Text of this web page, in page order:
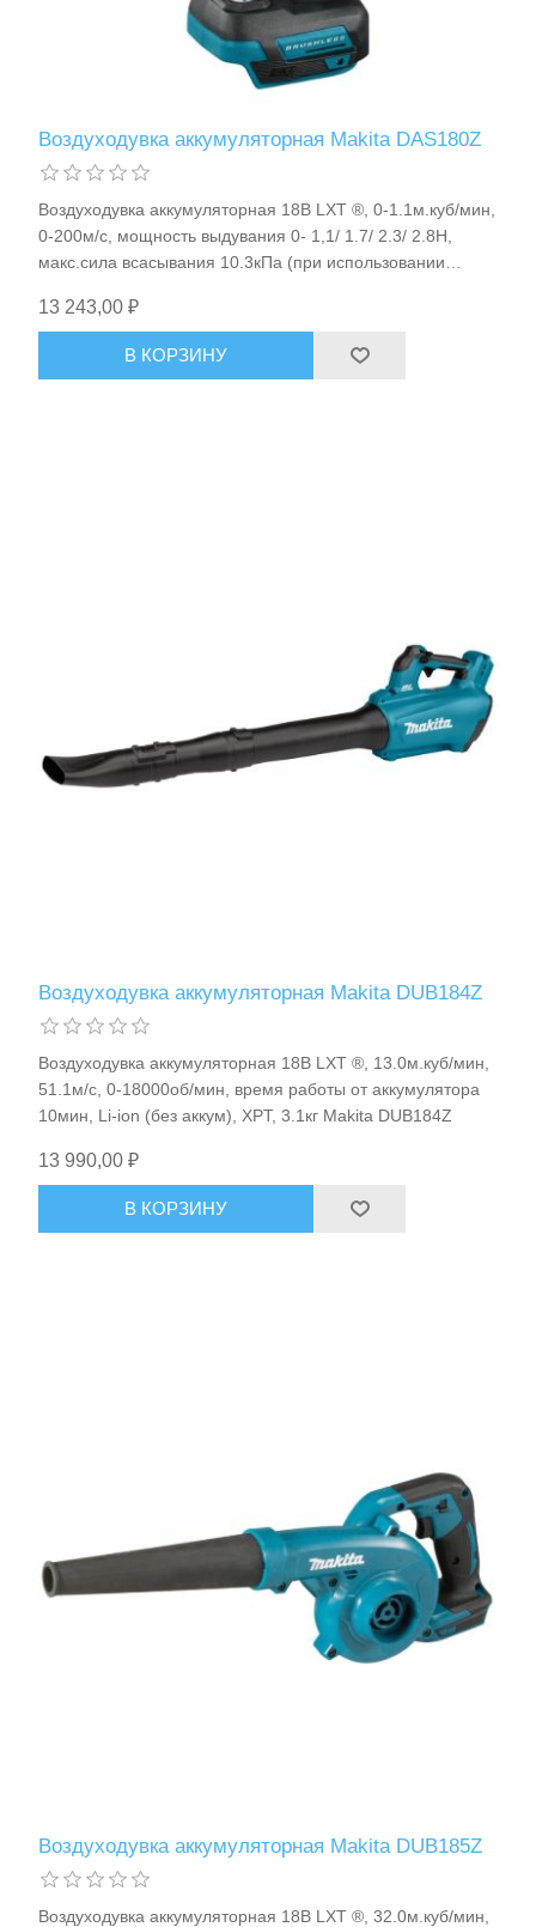
Расходные материалы и оснастка
Хранение и переноска инструмента
Средства индивидуальной защиты
Оборудование для автосервиса
Воздуходувка аккумуляторная Makita DAS180Z
Воздуходувка аккумуляторная 18В LXT ®, 0-1.1м.куб/мин,
0-200м/с, мощность выдувания 0- 1,1/ 1.7/ 2.3/ 2.8Н,
макс.сила всасывания 10.3кПа (при использовании
1.7кг Makita DAS180Z
13 243,00 ₽
В КОРЗИНУ
Воздуходувка аккумуляторная Makita DUB184Z
Воздуходувка аккумуляторная 18В LXT ®, 13.0м.куб/мин,
51.1м/с, 0-18000об/мин, время работы от аккумулятора
10мин, Li-ion (без аккум), XPT, 3.1кг Makita DUB184Z
13 990,00 ₽
В КОРЗИНУ
Воздуходувка аккумуляторная Makita DUB185Z
Воздуходувка аккумуляторная 18В LXT ®, 32.0м.куб/мин,